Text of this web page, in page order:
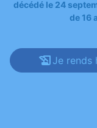
décédé le 24
de 16
Je rends